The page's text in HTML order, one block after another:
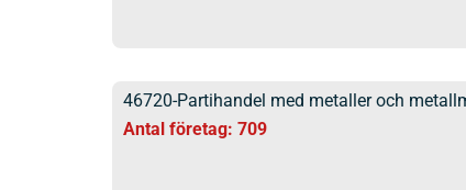
46720-Partihandel med metaller och
Antal företag: 709